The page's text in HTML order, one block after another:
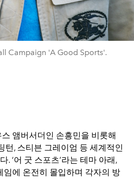
Campaign 'A Good Sports'.
앰버서더인 손흥민을 비롯해
턴, 스티븐 그레이엄 등 세계적인
. ‘어 굿 스포츠’라는 테마 아래,
임에 온전히 몰입하며 각자의 방